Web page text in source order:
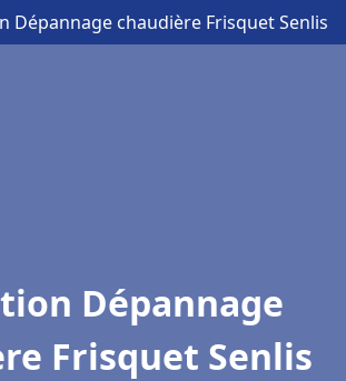
Dépannage chaudière Frisquet Senlis
Dépannage
Frisquet Senlis